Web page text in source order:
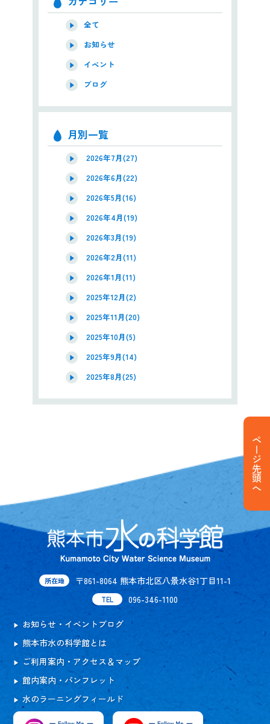
全て
お知らせ
イベント
ブログ
月別一覧
2026年7月(27)
2026年6月(22)
2026年5月(16)
2026年4月(19)
2026年3月(19)
2026年2月(11)
2026年1月(11)
2025年12月(2)
2025年11月(20)
2025年10月(5)
2025年9月(14)
2025年8月(25)
ページ先頭へ
所在地 〒861-8064 熊本市北区八景水谷1丁目11-1
TEL 096-346-1100
お知らせ・イベントブログ
熊本市水の科学館とは
ご利用案内・アクセス＆マップ
館内案内・パンフレット
水のラーニングフィールド